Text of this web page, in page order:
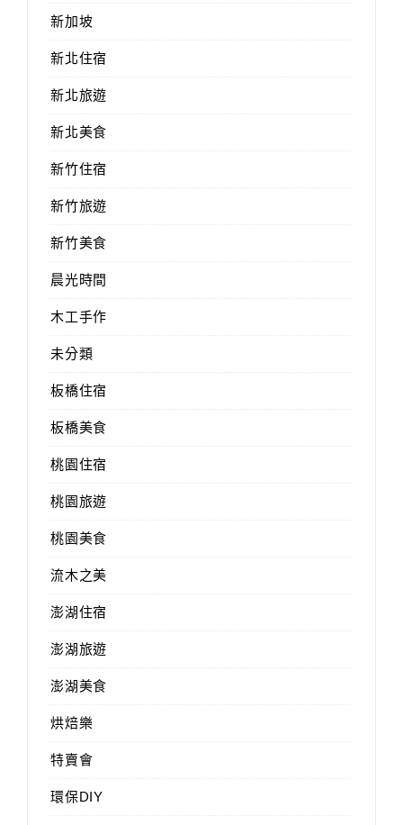
新加坡
新北住宿
新北旅遊
新北美食
新竹住宿
新竹旅遊
新竹美食
晨光時間
木工手作
未分類
板橋住宿
板橋美食
桃園住宿
桃園旅遊
桃園美食
流木之美
澎湖住宿
澎湖旅遊
澎湖美食
烘焙樂
特賣會
環保DIY